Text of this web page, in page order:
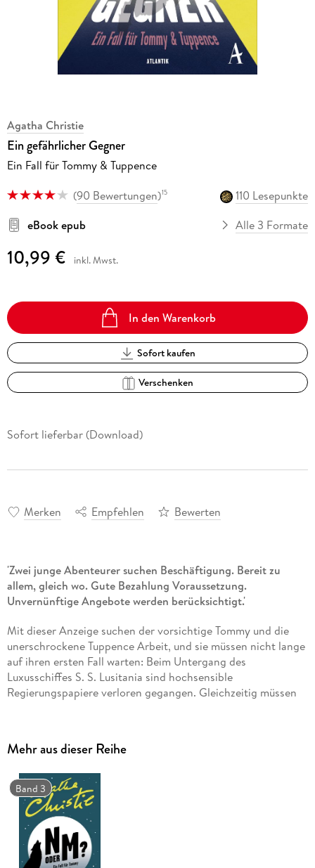
Agatha Christie
Ein gefährlicher Gegner
Ein Fall für Tommy & Tuppence
(90 Bewertungen)15
110 Lesepunkte
eBook epub
Alle 3 Formate
10,99 € inkl. Mwst.
In den Warenkorb
Sofort kaufen
Verschenken
Sofort lieferbar (Download)
Merken Empfehlen Bewerten
'Zwei junge Abenteurer suchen Beschäftigung. Bereit zu
allem, gleich wo. Gute Bezahlung Voraussetzung.
Unvernünftige Angebote werden berücksichtigt.'
Mit dieser Anzeige suchen der vorsichtige Tommy und die
unerschrockene Tuppence Arbeit, und sie müssen nicht lange
auf ihren ersten Fall warten: Beim Untergang des
Luxusschiffes S. S. Lusitania sind hochsensible
Regierungspapiere verloren gegangen. Gleichzeitig müssen
Inhaltsverzeichnis
Cover
Titelseite
All denen,
Prolog
Mehr aus dieser Reihe
Band 3